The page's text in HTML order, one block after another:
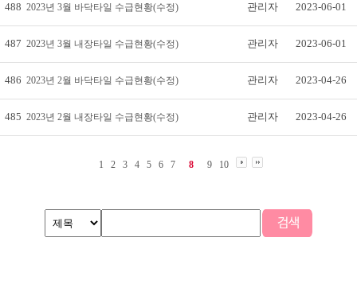
488 2023년 3월 바닥타일 수급현황(수정) 관리자 2023-06-01
487 2023년 3월 내장타일 수급현황(수정) 관리자 2023-06-01
486 2023년 2월 바닥타일 수급현황(수정) 관리자 2023-04-26
485 2023년 2월 내장타일 수급현황(수정) 관리자 2023-04-26
1 2 3 4 5 6 7 8 9 10